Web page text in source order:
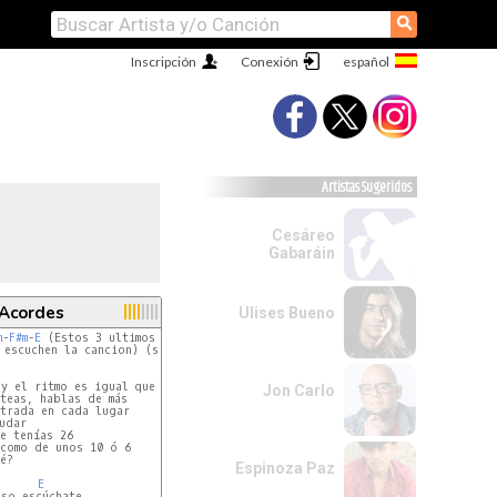
⚲
Conexión
Inscripción
-F#m-E (Estos 3 ultimos acordes se tocan rápido, para
escuchen la cancion) (se repite 2 veces todo el intro)
el ritmo es igual que el INTRO)
hablas de más
en cada lugar
tenías 26
de unos 10 ó 6
E
Artistas Sugeridos
Cesáreo
Gabaráin
Ulises Bueno
Jon Carlo
Espinoza Paz